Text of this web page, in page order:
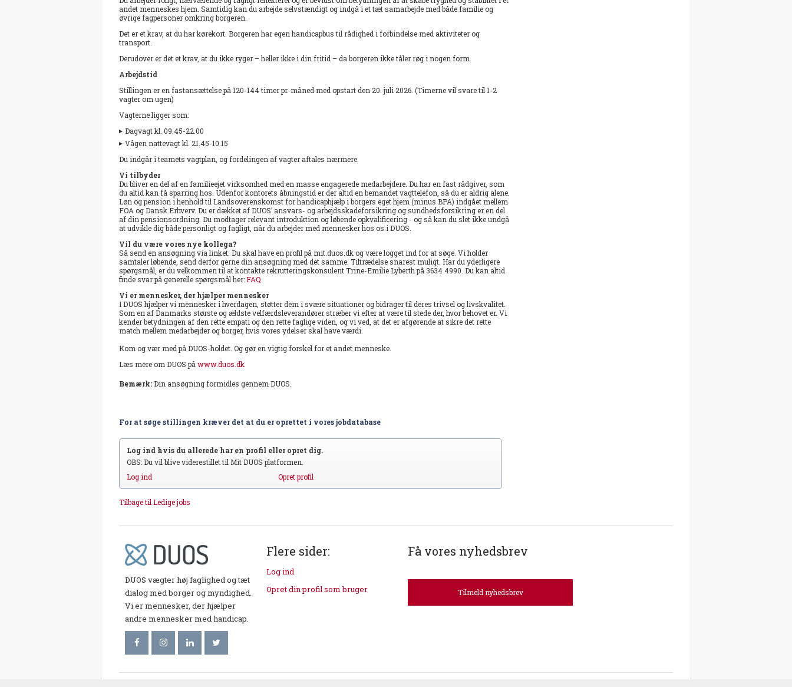
andet menneskes hjem. Samtidig kan du arbejde selvstændigt og indgå i et tæt samarbejde med både familie og
øvrige fagpersoner omkring borgeren.
Det er et krav, at du har kørekort. Borgeren har egen handicapbus til rådighed i forbindelse med aktiviteter og
transport.
Derudover er det et krav, at du ikke ryger – heller ikke i din fritid – da borgeren ikke tåler røg i nogen form.
Arbejdstid
Stillingen er en fastansættelse på 120-144 timer pr. måned med opstart den 20. juli 2026. (Timerne vil svare til 1-2
vagter om ugen)
Vagterne ligger som:
Dagvagt kl. 09.45-22.00
Vågen nattevagt kl. 21.45-10.15
Du indgår i teamets vagtplan, og fordelingen af vagter aftales nærmere.
Vi tilbyder
Du bliver en del af en familieejet virksomhed med en masse engagerede medarbejdere. Du har en fast rådgiver, som
du altid kan få sparring hos. Udenfor kontorets åbningstid er der altid en bemandet vagttelefon, så du er aldrig alene.
Løn og pension i henhold til Landsoverenskomst for handicaphjælp i borgers eget hjem (minus BPA) indgået mellem
FOA og Dansk Erhverv. Du er dækket af DUOS’ ansvars- og arbejdsskadeforsikring og sundhedsforsikring er en del
af din pensionsordning. Du modtager relevant introduktion og løbende opkvalificering - og så kan du slet ikke undgå
at udvikle dig både personligt og fagligt, når du arbejder med mennesker hos os i DUOS.
Vil du være vores nye kollega?
Så send en ansøgning via linket. Du skal have en profil på mit.duos.dk og være logget ind for at søge. Vi holder
samtaler løbende, send derfor gerne din ansøgning med det samme. Tiltrædelse snarest muligt. Har du yderligere
spørgsmål, er du velkommen til at kontakte rekrutteringskonsulent Trine-Emilie Lyberth på 3634 4990. Du kan altid
finde svar på generelle spørgsmål her:FAQ
Vi er mennesker, der hjælper mennesker
I DUOS hjælper vi mennesker i hverdagen, støtter dem i svære situationer og bidrager til deres trivsel og livskvalitet.
Som en af Danmarks største og ældste velfærdsleverandører stræber vi efter at være til stede der, hvor behovet er. Vi
kender betydningen af den rette empati og den rette faglige viden, og vi ved, at det er afgørende at sikre det rette
match mellem medarbejder og borger, hvis vores ydelser skal have værdi.
Kom og vær med på DUOS-holdet. Og gør en vigtig forskel for et andet menneske.
Læs mere om DUOS på www.duos.dk
Bemærk:Din ansøgning formidles gennem DUOS.
For at søge stillingen kræver det at du er oprettet i vores jobdatabase
Log ind hvis du allerede har en profil eller opret dig.
OBS: Du vil blive viderestillet til Mit DUOS platformen.
Log ind
Opret profil
Tilbage til Ledige jobs
DUOS vægter høj faglighed og tæt
dialog med borger og myndighed.
Vi er mennesker, der hjælper
andre mennesker med handicap.
Flere sider:
Log ind
Opret din profil som bruger
Få vores nyhedsbrev
Tilmeld nyhedsbrev